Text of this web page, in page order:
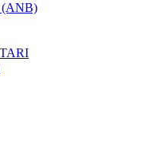
(ANB)